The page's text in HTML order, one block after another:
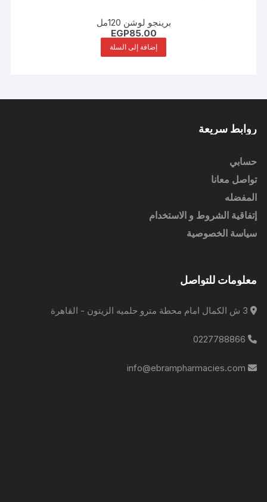
برينجو لوشن 120مل
EGP85.00
إضافة إلى السلة
روابط سريعة
حسابي
تواصل معانا
المفضله
إتفاقية الشروط و الاستخدام
سياسة الخصوصية
معلومات للتواصل